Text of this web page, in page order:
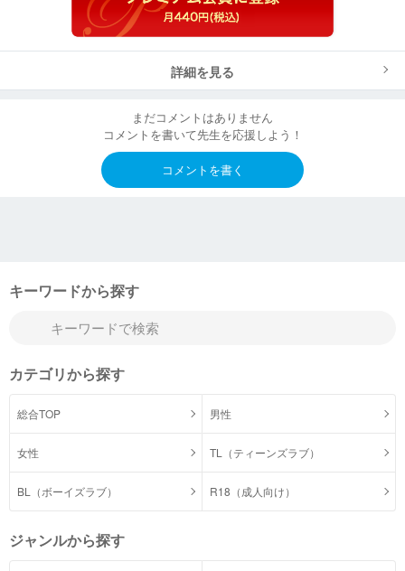
詳細を見る
まだコメントはありません
コメントを書いて先生を応援しよう！
コメントを書く
キーワードから探す
カテゴリから探す
総合TOP 男性
女性 TL（ティーンズラブ）
BL（ボーイズラブ） R18（成人向け）
ジャンルから探す